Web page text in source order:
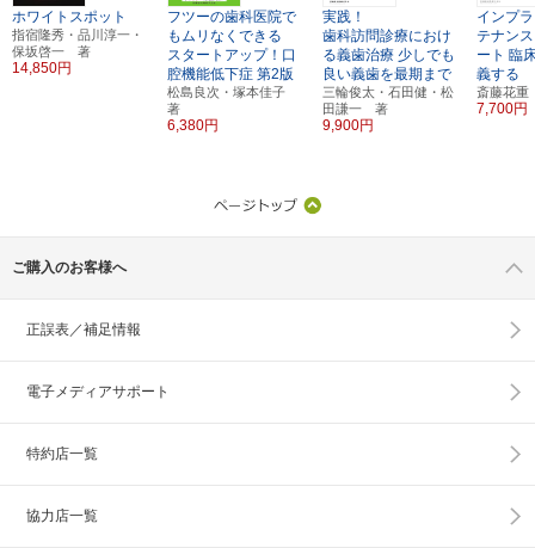
ホワイトスポット
指宿隆秀・品川淳一・
保坂啓一 著
14,850円
フツーの歯科医院で
もムリなくできる
スタートアップ！口
腔機能低下症 第2版
松島良次・塚本佳子
著
6,380円
実践！
歯科訪問診療におけ
る義歯治療 少しでも
良い義歯を最期まで
三輪俊太・石田健・松
田謙一 著
9,900円
インプ
テナン
ート 臨
義する
斎藤花
7,700円
ご購入のお客様へ
正誤表／補足情報
電子メディアサポート
特約店一覧
協力店一覧